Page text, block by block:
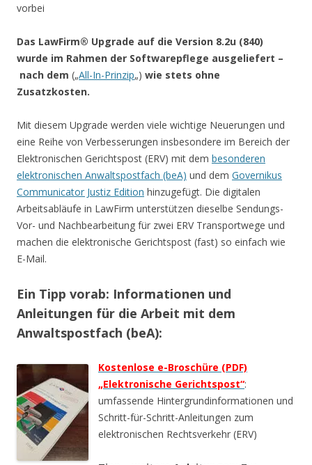
vorbei
Das LawFirm® Upgrade auf die Version 8.2u (840)
wurde im Rahmen der Softwarepflege ausgeliefert –
nach dem („All-In-Prinzip„) wie stets ohne
Zusatzkosten.
Mit diesem Upgrade werden viele wichtige Neuerungen und
eine Reihe von Verbesserungen insbesondere im Bereich der
Elektronischen Gerichtspost (ERV) mit dem besonderen
elektronischen Anwaltspostfach (beA) und dem Governikus
Communicator Justiz Edition hinzugefügt. Die digitalen
Arbeitsabläufe in LawFirm unterstützen dieselbe Sendungs-
Vor- und Nachbearbeitung für zwei ERV Transportwege und
machen die elektronische Gerichtspost (fast) so einfach wie
E-Mail.
Ein Tipp vorab: Informationen und
Anleitungen für die Arbeit mit dem
Anwaltspostfach (beA):
Kostenlose e-Broschüre (PDF)
„Elektronische Gerichtspost“:
umfassende Hintergrundinformationen und
Schritt-für-Schritt-Anleitungen zum
elektronischen Rechtsverkehr (ERV)